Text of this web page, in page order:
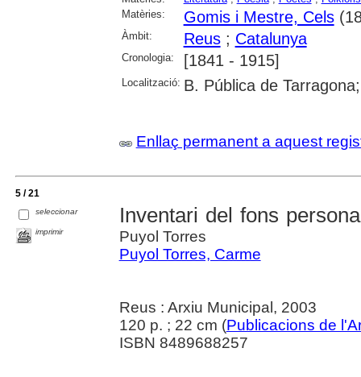
Matèries:
Gomis i Mestre, Cels
Àmbit: Reus; Catalunya
Cronologia: [1841 - 1915]
Localització: B. Pública de
Enllaç permanent a aquest
5 / 21
seleccionar
imprimir
Inventari del fons
Puyol Torres
Puyol Torres, Carme
Reus : Arxiu Municipal, 2003
120 p. ; 22 cm (Publicacions de
ISBN 8489688257